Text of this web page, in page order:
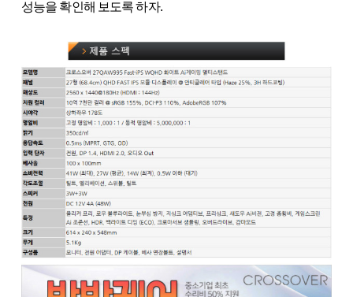
성능을 확인해 보도록 하자.